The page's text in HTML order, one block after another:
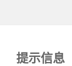
提示信息